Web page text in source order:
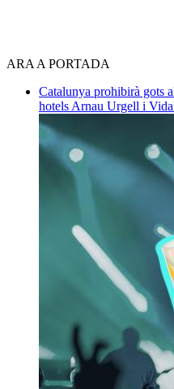
ARA A PORTADA
Catalunya prohibirà gots
hotels Arnau Urgell i